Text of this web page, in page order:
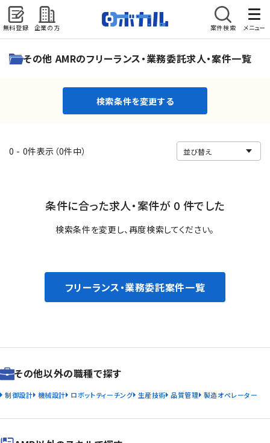
無料登録 企業の方 案件検索 メニュー
検索条件を変更する
その他 AMRのフリーランス・業務委託求人・案件一覧
検索条件を変更する
0 - 0件表示（0件中）
条件に合った求人・案件が 0 件でした
検索条件を変更し、再度検索してください。
フリーランス・業務委託案件一覧
その他以外の職種で探す
制御設計 機械設計 ロボットティーチング 生産技術 品質管理 製造オペレーター